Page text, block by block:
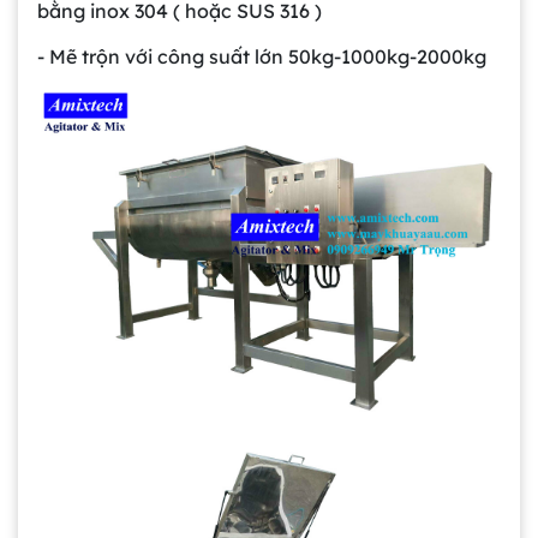
bằng inox 304 ( hoặc SUS 316 )
- Mẽ trộn với công suất lớn 50kg-1000kg-2000kg
Gia công bồn khuấy, silo chứa nguyên liệu
tại công ty Á Âu